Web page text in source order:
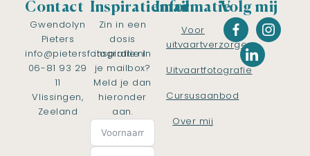
Contact
Gwendolyn
Pieters
info@pietersfotografie.nl
06-81 93 29
11
Vlissingen,
Zeeland
Inspiratiemail
Zin in een
dosis
inspiratie in
je mailbox?
Meld je dan
hieronder
aan.
Informatie
Voor
uitvaartverzorgers
Uitvaartfotografie
Cursusaanbod
Over mij
Volg mij